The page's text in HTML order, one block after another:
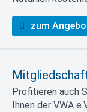
zum
Profitieren auch
Ihnen der VWA